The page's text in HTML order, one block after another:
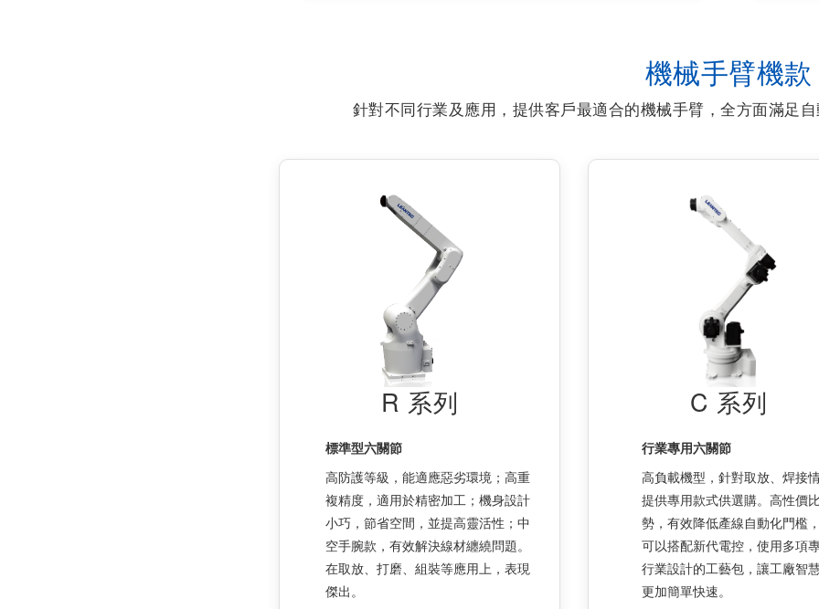
機械手臂機款
針對不同行業及應用，提供客戶最適合的機械手臂，全方面滿足
R 系列
標準型六關節
高防護等級，能適應惡劣環境；高重
複精度，適用於精密加工；機身設計
小巧，節省空間，並提高靈活性；中
空手腕款，有效解決線材纏繞問題。
在取放、打磨、組裝等應用上，表現
傑出。
C 系列
行業專用六關節
高負載機型，針對取放、焊接
提供專用款式供選購。高性價
勢，有效降低產線自動化門檻
可以搭配新代電控，使用多項
行業設計的工藝包，讓工廠智
更加簡單快速。